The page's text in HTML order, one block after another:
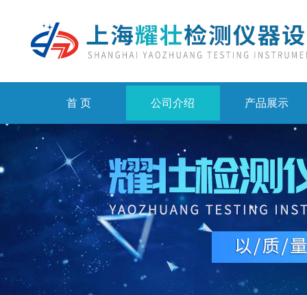
首 页 公司介绍 产品展示